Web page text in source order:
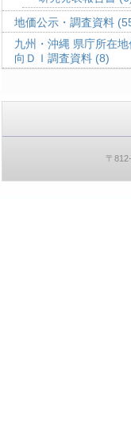
地価公示・調査資料
九州・沖縄 県庁所在
向ＤＩ調査資料 (8)
〒